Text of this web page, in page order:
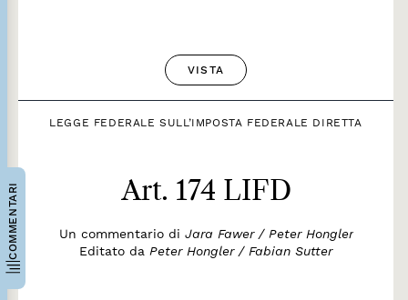
COMMENTARI
VISTA
LEGGE FEDERALE SULL’IMPOSTA FEDERALE DIRETTA
Art. 174 LIFD
Un commentario di Jara Fawer / Peter Hongler
Editato da Peter Hongler / Fabian Sutter